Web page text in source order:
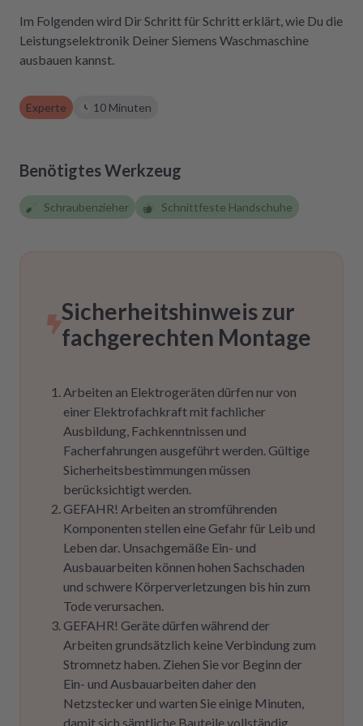
Im Folgenden wird Dir Schritt für Schritt erklärt, wie Du die
Leistungselektronik Deiner Siemens Waschmaschine
ausbauen kannst.
Experte 10 Minuten
Benötigtes Werkzeug
Schraubenzieher Schnittfeste Handschuhe
Sicherheitshinweis zur
fachgerechten Montage
Arbeiten an Elektrogeräten dürfen nur von
einer Elektrofachkraft mit fachlicher
Ausbildung, Fachkenntnissen und
Facherfahrungen ausgeführt werden. Gültige
Sicherheitsbestimmungen müssen
berücksichtigt werden.
GEFAHR! Arbeiten an stromführenden
Komponenten stellen eine Gefahr für Leib und
Leben dar. Unsachgemäße Ein- und
Ausbauarbeiten können hohen Sachschaden
und schwere Körperverletzungen bis hin zum
Tode verursachen.
GEFAHR! Geräte dürfen während der
Arbeiten grundsätzlich keine Verbindung zum
Stromnetz haben. Ziehen Sie vor Beginn der
Ein- und Ausbauarbeiten daher den
Netzstecker und warten Sie einige Minuten,
damit sich sämtliche Bauteile vollständig